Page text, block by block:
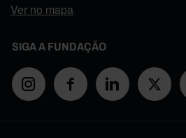
Ver no mapa
SIGA A FUNDAÇÃO